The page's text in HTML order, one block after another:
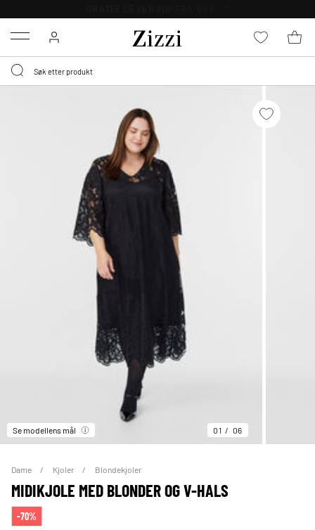
Menu
Se modellens mål 01 06
Dame Kjoler Blondekjoler
MIDIKJOLE MED BLONDER OG V-HALS
-70%